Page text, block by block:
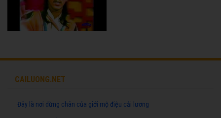
CAILUONG.NET
Đây là nơi dừng chân của giới mộ điệu cải lương